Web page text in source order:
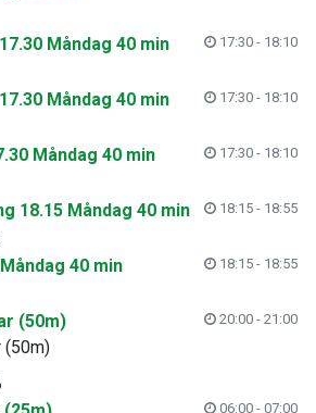
Måndag 40 min
17:30 - 18:10
Måndag 40 min
17:30 - 18:10
Måndag 40 min
17:30 - 18:10
18.15 Måndag 40 min
18:15 - 18:55
40 min
18:15 - 18:55
(50m)
20:00 - 21:00
(50m)
06:00 - 07:00